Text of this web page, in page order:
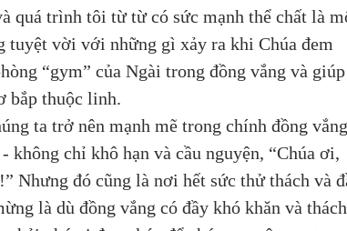
quá trình tôi từ từ có sức mạnh thể chất là
tuyệt vời với những gì xảy ra khi Chúa đem
“gym” của Ngài trong đồng vắng và giúp
bắp thuộc linh.
ta trở nên mạnh mẽ trong chính đồng
không chỉ khô hạn và cầu nguyện, “Chúa ơi,
Nhưng đó cũng là nơi hết sức thử thách và
là dù đồng vắng có đầy khó khăn và thách